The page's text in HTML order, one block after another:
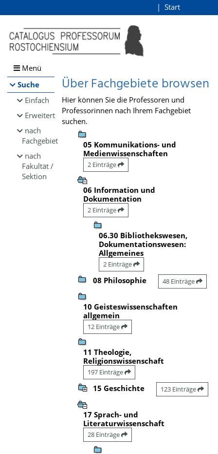
Browsen
direkt zum Inhalt
Start
Menü
Suche
Einfach
Erweitert
nach
Fachgebiet
nach
Fakultät /
Sektion
Über Fachgebiete browsen
Hier können Sie die Professoren und
Professorinnen nach Ihrem Fachgebiet
suchen.
05 Kommunikations- und
Medienwissenschaften
2 Einträge
06 Information und
Dokumentation
2 Einträge
06.30 Bibliothekswesen,
Dokumentationswesen:
Allgemeines
2 Einträge
08 Philosophie 48 Einträge
10 Geisteswissenschaften
allgemein
12 Einträge
11 Theologie,
Religionswissenschaft
197 Einträge
15 Geschichte 123 Einträge
17 Sprach- und
Literaturwissenschaft
28 Einträge